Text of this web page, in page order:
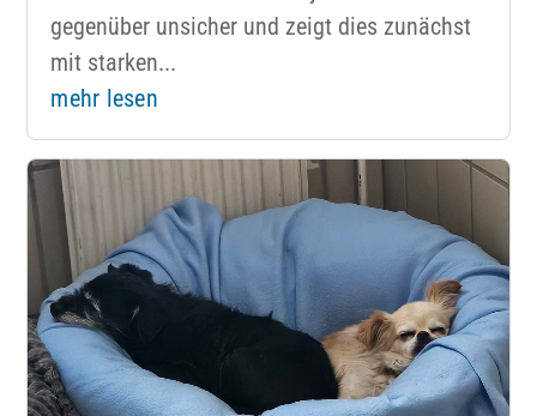
gegenüber unsicher und zeigt dies zunächst
mit starken...
mehr lesen